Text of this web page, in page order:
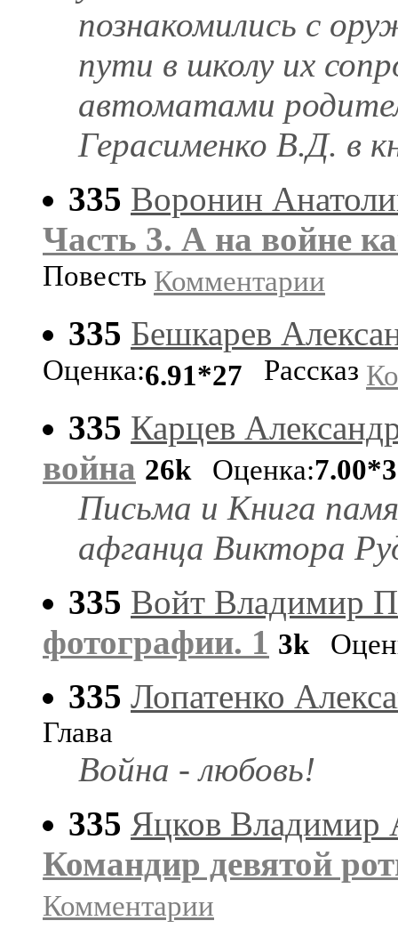
познакомились с
пути в школу их
автоматами
Герасименко В.Д. в
335 Воронин
Часть 3. А на войне
Повесть Комментарии
335 Бешкарев
Оценка:6.91*27 Рассказ
335 Карцев
война 26k Оценка:7.00*3
Письма и Книга
афганца Виктора
335 Войт Владимир
фотографии. 1 3k
335 Лопатенко
Глава
Война - любовь!
335 Яцков Владимир
Командир девятой
Комментарии